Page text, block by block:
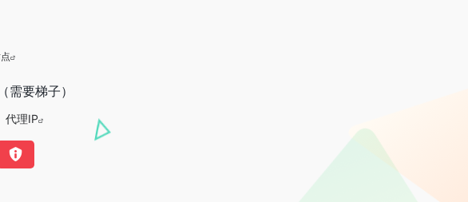
要梯子）
代理IP